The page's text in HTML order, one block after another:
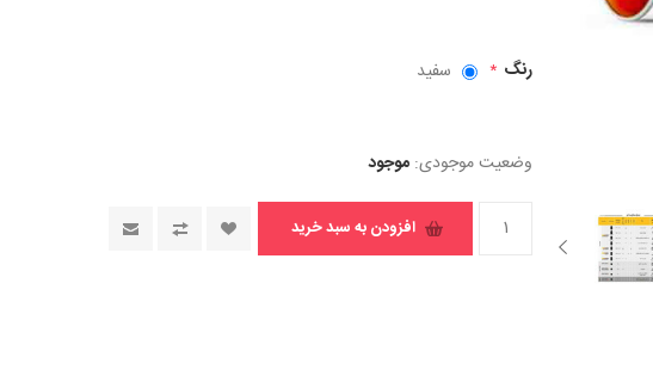
رنگ * سفید
وضعیت موجودی: موجود